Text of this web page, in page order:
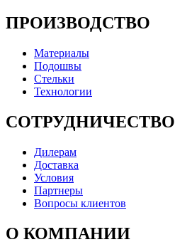
ПРОИЗВОДСТВО
Материалы
Подошвы
Стельки
Технологии
СОТРУДНИЧЕСТВО
Дилерам
Доставка
Условия
Партнеры
Вопросы клиентов
О КОМПАНИИ